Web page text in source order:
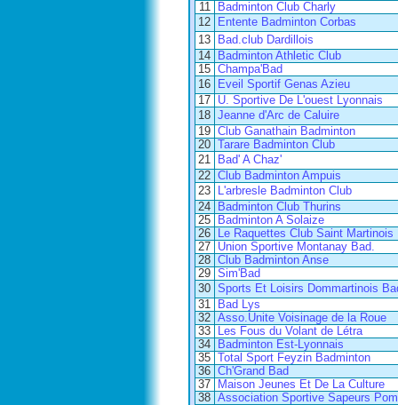
11
Badminton Club Charly
12
Entente Badminton Corbas
13
Bad.club Dardillois
14
Badminton Athletic Club
15 Champa'Bad
16
Eveil Sportif Genas Azieu
17
U. Sportive De L'ouest Lyonnais
18 Jeanne d'Arc de Caluire
19 Club Ganathain Badminton
20
Tarare Badminton Club
21
Bad' A Chaz'
22 Club Badminton Ampuis
23
L'arbresle Badminton Club
24
Badminton Club Thurins
25
Badminton A Solaize
26
Le Raquettes Club Saint Martinois
27
Union Sportive Montanay Bad.
28 Club Badminton Anse
29 Sim'Bad
30 Sports Et Loisirs Dommartinois
31
Bad Lys
32 Asso.Unite Voisinage de la Roue
33
Les Fous du Volant de Létra
34
Badminton Est-Lyonnais
35
Total Sport Feyzin Badminton
36 Ch'Grand Bad
37
Maison Jeunes Et De La Culture
38 Association Sportive Sapeurs